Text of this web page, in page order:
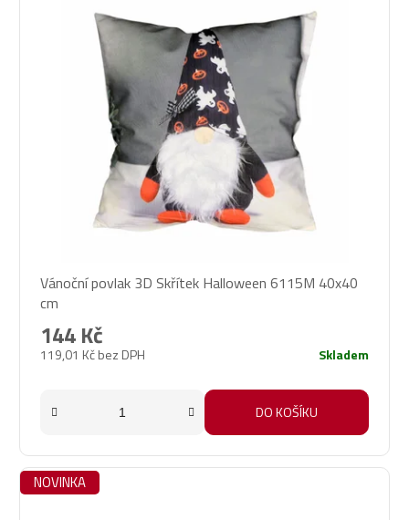
Vánoční povlak 3D Skřítek Halloween 6115M 40x40
cm
119,01 Kč bez DPH
144 Kč
Skladem
DO KOŠÍKU
NOVINKA